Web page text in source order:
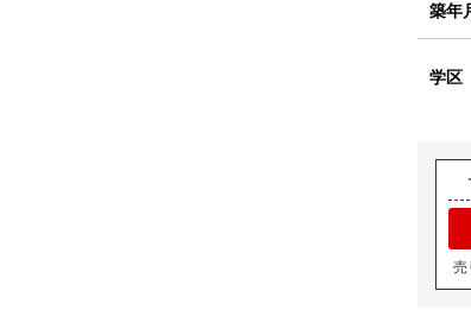
築年
学区
売